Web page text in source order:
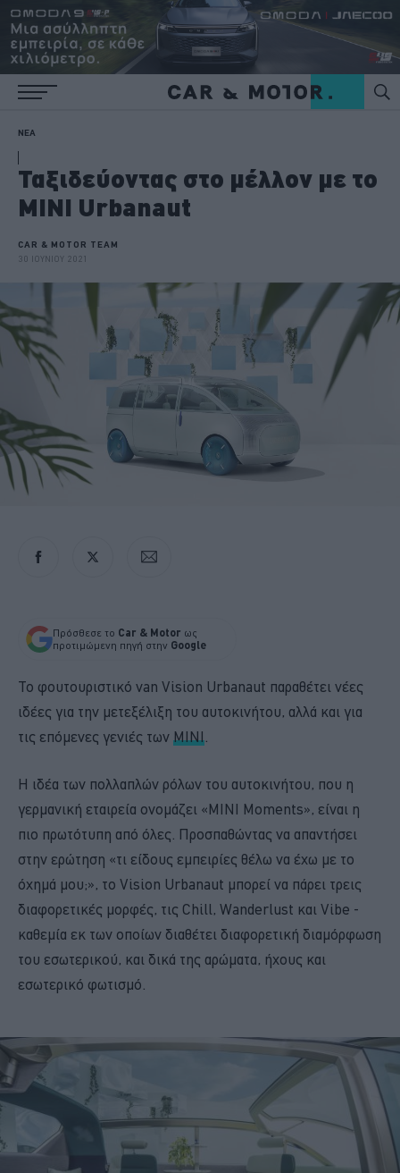
ΝΕΑ
Ταξιδεύοντας στο μέλλον με το
ΜΙΝΙ Urbanaut
CAR & MOTOR TEAM
30 ΙΟΥΝΙΟΥ 2021
Πρόσθεσε το Car & Motor ως
προτιμώμενη πηγή στην Google
Το φουτουριστικό van Vision Urbanaut παραθέτει νέες
ιδέες για την μετεξέλιξη του αυτοκινήτου, αλλά και για
τις επόμενες γενιές των ΜΙΝΙ
Η ιδέα των πολλαπλών ρόλων του αυτοκινήτου, που η
γερμανική εταιρεία ονομάζει «MINI Moments», είναι η
πιο πρωτότυπη από όλες. Προσπαθώντας να απαντήσει
στην ερώτηση «τι είδους εμπειρίες θέλω να έχω με το
όχημά μου;», το Vision Urbanaut μπορεί να πάρει τρεις
διαφορετικές μορφές, τις Chill, Wanderlust και Vibe -
καθεμία εκ των οποίων διαθέτει διαφορετική διαμόρφωση
του εσωτερικού, και δικά της αρώματα, ήχους και
εσωτερικό φωτισμό.